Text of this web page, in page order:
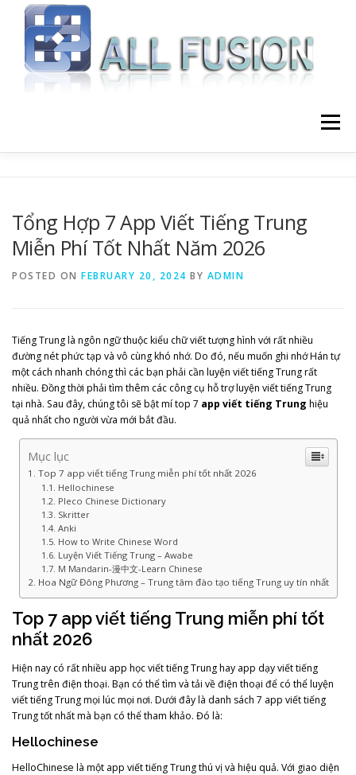
Skip to content
Menu
BLOG LẬP TRÌNH LIÊN HỆ
Tổng Hợp 7 App Viết Tiếng Trung
Miễn Phí Tốt Nhất Năm 2026
POSTED ON FEBRUARY 20, 2024 BY ADMIN
Tiếng Trung là ngôn ngữ thuộc kiểu chữ viết tượng hình với rất nhiều
đường nét phức tạp và vô cùng khó nhớ. Do đó, nếu muốn ghi nhớ Hán tự
một cách nhanh chóng thì các bạn phải cần luyện viết tiếng Trung rất
nhiều. Đồng thời phải tìm thêm các công cụ hỗ trợ luyện viết tiếng Trung
tại nhà. Sau đây, chúng tôi sẽ bật mí top 7 app viết tiếng Trung hiệu
quả nhất cho người vừa mới bắt đầu.
Mục lục
Top 7 app viết tiếng Trung miễn phí tốt nhất 2026
Hellochinese
Pleco Chinese Dictionary
Skritter
Anki
How to Write Chinese Word
Luyện Viết Tiếng Trung – Awabe
M Mandarin-漫中文-Learn Chinese
Hoa Ngữ Đông Phương – Trung tâm đào tạo tiếng Trung uy tín nhất
Top 7 app viết tiếng Trung miễn phí tốt
nhất 2026
Hiện nay có rất nhiều app học viết tiếng Trung hay app dạy viết tiếng
Trung trên điện thoại. Bạn có thể tìm và tải về điện thoại để có thể luyện
viết tiếng Trung mọi lúc mọi nơi. Dưới đây là danh sách 7 app viết tiếng
Trung tốt nhất mà bạn có thể tham khảo. Đó là:
Hellochinese
HelloChinese là một app viết tiếng Trung thú vị và hiệu quả. Với giao diện